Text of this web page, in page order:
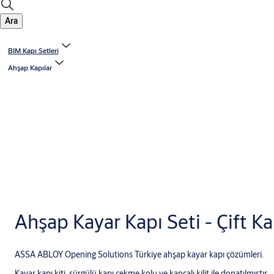
Ara
BIM Kapı Setleri
Ahşap Kapılar
Ahşap Kayar Kapı Seti - Çift
ASSA ABLOY Opening Solutions Türkiye ahşap kayar kapı çözümleri.